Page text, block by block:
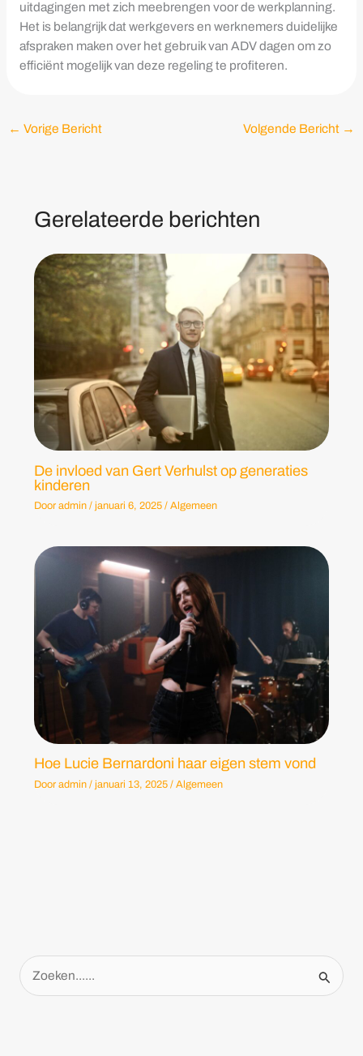
Z
uitdagingen met zich meebrengen voor de werkplanning.
Het is belangrijk dat werkgevers en werknemers duidelijke
afspraken maken over het gebruik van ADV dagen om zo
efficiënt mogelijk van deze regeling te profiteren.
← Vorige Bericht Volgende Bericht →
Gerelateerde berichten
De invloed van Gert Verhulst op generaties
kinderen
Door admin / januari 6, 2025 / Algemeen
Hoe Lucie Bernardoni haar eigen stem vond
Door admin / januari 13, 2025 / Algemeen